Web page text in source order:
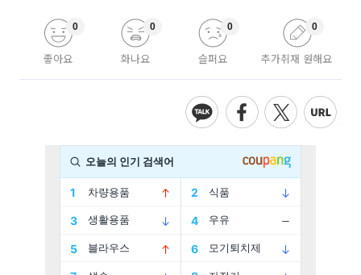
좋아요
0
화나요
0
슬퍼요
0
추가취재 원해요
0